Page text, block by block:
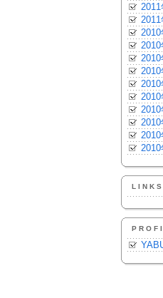
2011
2011
2010
2010
2010
2010
2010
2010
2010
2010
2010
2010
LINKS